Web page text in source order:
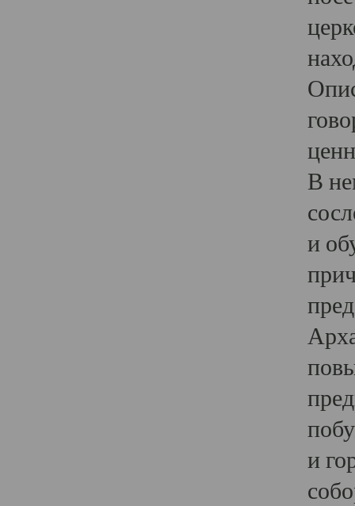
В
и
и